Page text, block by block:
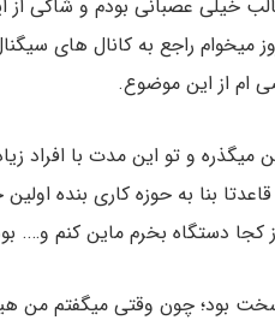
خیلی عصبانی بودم و شاکی از
میخوام راجع به کانال های
ام از این موضوع.
و تو این مدت با افراد
بنا به حوزه کاری بنده اولین
کجا دستگاه بخرم ماین کنم و….
بود؛ چون وقتی میگفتم من